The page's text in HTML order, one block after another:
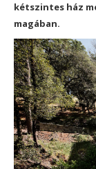
kétszintes ház
magában.